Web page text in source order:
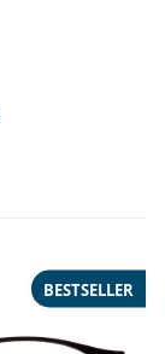
BESTSELLER